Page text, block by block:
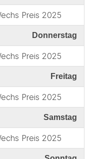
Preis 2025
Donnerstag
Preis 2025
Freitag
Preis 2025
Samstag
Preis 2025